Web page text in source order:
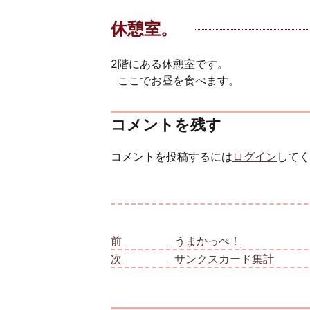
休憩室。
2階にある休憩室です。
ここでお昼を食べます。
コメントを残す
コメントを投稿するには ログイン して
前
うまかっぺ！
次
サンクスカード集計